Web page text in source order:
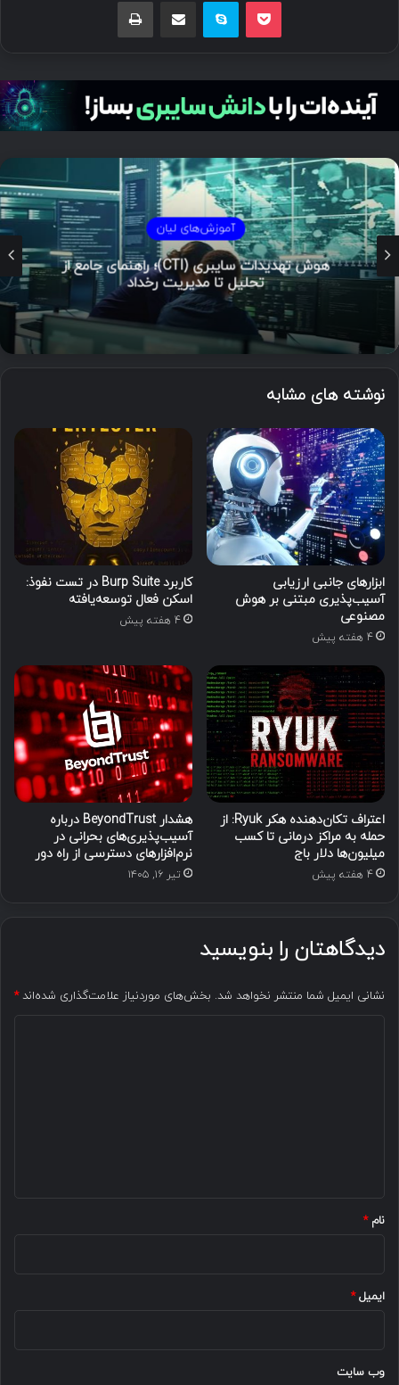
آموزش‌های لیان
هوش تهدیدات سایبری (CTI)؛ راهنمای جامع از
تحلیل تا مدیریت رخداد
نوشته های مشابه
ابزارهای جانبی ارزیابی
آسیب‌پذیری مبتنی بر هوش
مصنوعی
4 هفته پیش
کاربرد Burp Suite در تست نفوذ:
اسکن فعال توسعه‌یافته
4 هفته پیش
اعتراف تکان‌دهنده هکر Ryuk: از
حمله به مراکز درمانی تا کسب
میلیون‌ها دلار باج
4 هفته پیش
هشدار BeyondTrust درباره
آسیب‌پذیری‌های بحرانی در
نرم‌افزارهای دسترسی از راه دور
تیر ۱۶, ۱۴۰۵
دیدگاهتان را بنویسید
نشانی ایمیل شما منتشر نخواهد شد. بخش‌های موردنیاز علامت‌گذاری شده‌اند*
نام*
ایمیل*
وب‌ سایت